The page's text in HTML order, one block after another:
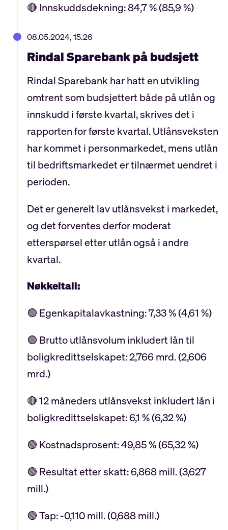
🔴 Innskuddsdekning: 84,7 % (85,9 %)
08.05.2024, 15.26
Rindal Sparebank på budsjett
Rindal Sparebank har hatt en utvikling
omtrent som budsjettert både på utlån og
innskudd i første kvartal, skrives det i
rapporten for første kvartal. Utlånsveksten
har kommet i personmarkedet, mens utlån
til bedriftsmarkedet er tilnærmet uendret i
perioden.
Det er generelt lav utlånsvekst i markedet,
og det forventes derfor moderat
etterspørsel etter utlån også i andre
kvartal.
Nøkkeltall:
🟢 Egenkapitalavkastning: 7,33 % (4,61 %)
🟢 Brutto utlånsvolum inkludert lån til
boligkredittselskapet: 2,766 mrd. (2,606
mrd.)
🔴 12 måneders utlånsvekst inkludert lån i
boligkredittselskapet: 6,1 % (6,32 %)
🟢 Kostnadsprosent: 49,85 % (65,32 %)
🟢 Resultat etter skatt: 6,868 mill. (3,627
mill.)
🟢 Tap: -0,110 mill. (0,688 mill.)